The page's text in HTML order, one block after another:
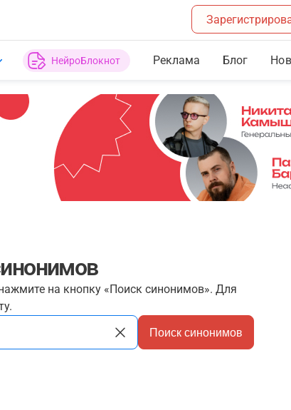
НейроБлокнот Реклама Блог
на кнопку «Поиск синонимов». Для
Поиск синонимов